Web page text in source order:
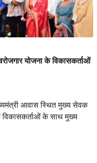
योजना के विकासकर्ताओं
आवास स्थित मुख्य सेवक
विकासकर्ताओं के साथ मुख्य